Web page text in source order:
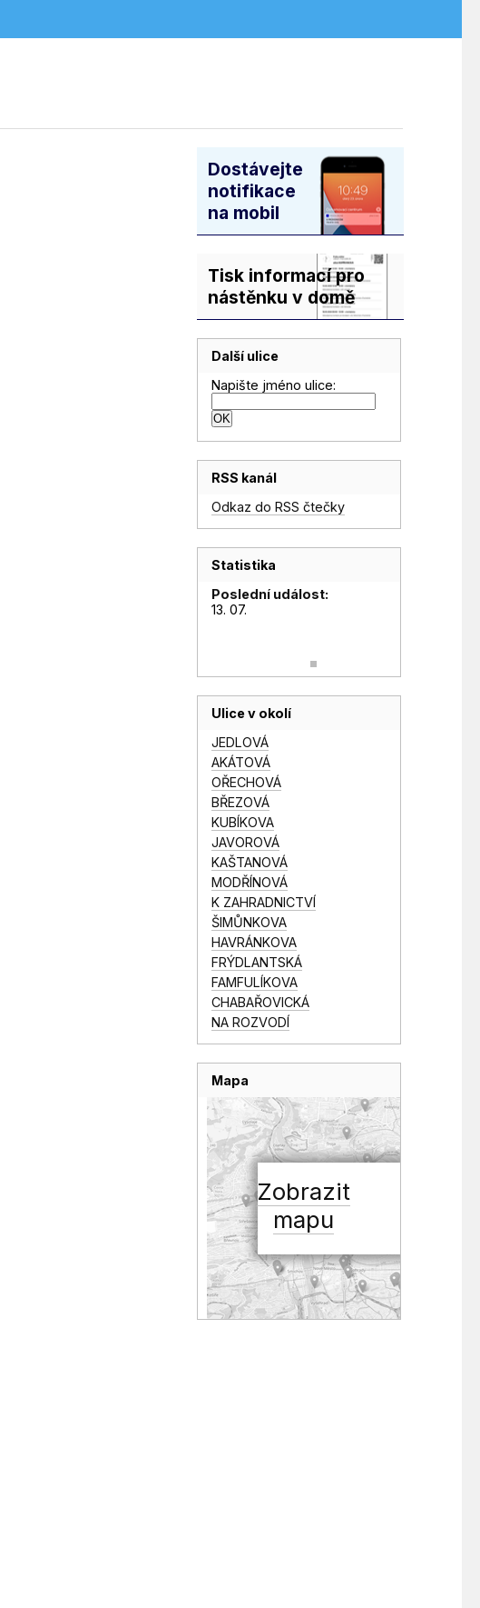
Dostávejte
notifikace
na mobil
Tisk informací pro
nástěnku v domě
Další ulice
Napište jméno ulice:
RSS kanál
Odkaz do RSS čtečky
Statistika
Poslední událost:
13. 07.
Ulice v okolí
JEDLOVÁ
AKÁTOVÁ
OŘECHOVÁ
BŘEZOVÁ
KUBÍKOVA
JAVOROVÁ
KAŠTANOVÁ
MODŘÍNOVÁ
K ZAHRADNICTVÍ
ŠIMŮNKOVA
HAVRÁNKOVA
FRÝDLANTSKÁ
FAMFULÍKOVA
CHABAŘOVICKÁ
NA ROZVODÍ
Mapa
Zobrazit
mapu